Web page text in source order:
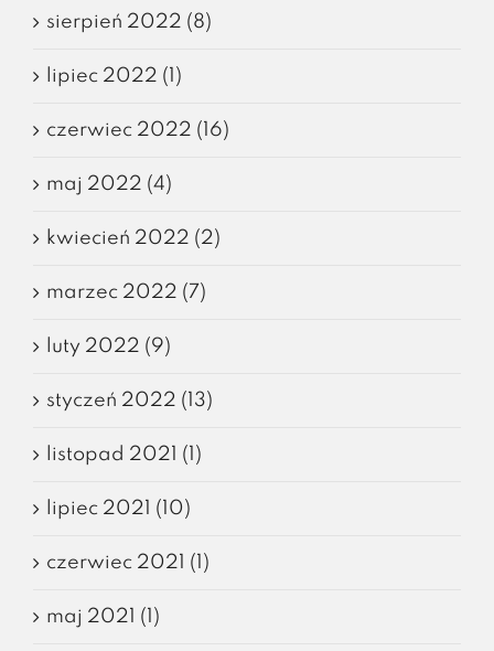
sierpień 2022 (8)
lipiec 2022 (1)
czerwiec 2022 (16)
maj 2022 (4)
kwiecień 2022 (2)
marzec 2022 (7)
luty 2022 (9)
styczeń 2022 (13)
listopad 2021 (1)
lipiec 2021 (10)
czerwiec 2021 (1)
maj 2021 (1)